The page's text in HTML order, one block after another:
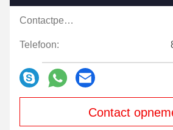
Contactpersonen:
Telefoon:
Contact